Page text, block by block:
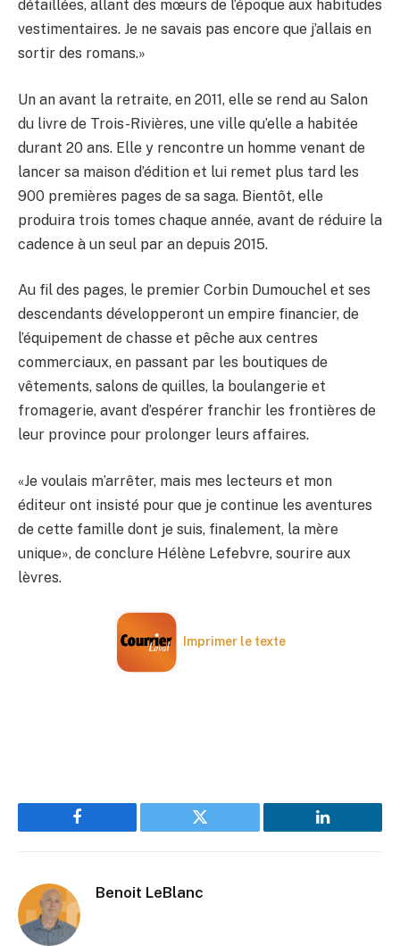
détaillées, allant des mœurs de l’époque aux habitudes
vestimentaires. Je ne savais pas encore que j’allais en
sortir des romans.»
Un an avant la retraite, en 2011, elle se rend au Salon
du livre de Trois-Rivières, une ville qu’elle a habitée
durant 20 ans. Elle y rencontre un homme venant de
lancer sa maison d’édition et lui remet plus tard les
900 premières pages de sa saga. Bientôt, elle
produira trois tomes chaque année, avant de réduire la
cadence à un seul par an depuis 2015.
Au fil des pages, le premier Corbin Dumouchel et ses
descendants développeront un empire financier, de
l’équipement de chasse et pêche aux centres
commerciaux, en passant par les boutiques de
vêtements, salons de quilles, la boulangerie et
fromagerie, avant d’espérer franchir les frontières de
leur province pour prolonger leurs affaires.
«Je voulais m’arrêter, mais mes lecteurs et mon
éditeur ont insisté pour que je continue les aventures
de cette famille dont je suis, finalement, la mère
unique», de conclure Hélène Lefebvre, sourire aux
lèvres.
Imprimer le texte
Facebook Twitter LinkedIn
Benoit LeBlanc